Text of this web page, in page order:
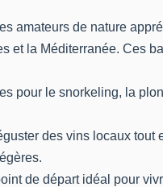
amateurs de nature
la Méditerranée. Ces
pour le snorkeling, la
des vins locaux tout
de départ idéal pour